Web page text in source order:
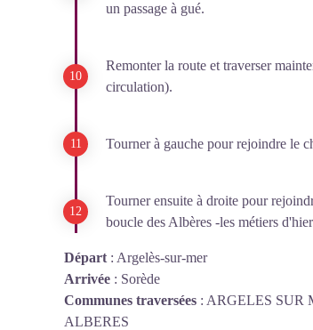
un passage à gué.
Remonter la route et traverser
circulation).
Tourner à gauche pour rejoindre le
Tourner ensuite à droite pour
boucle des Albères -les métiers
Départ : Argelès-sur-mer
Arrivée : Sorède
Communes traversées : ARGELES SUR
ALBERES